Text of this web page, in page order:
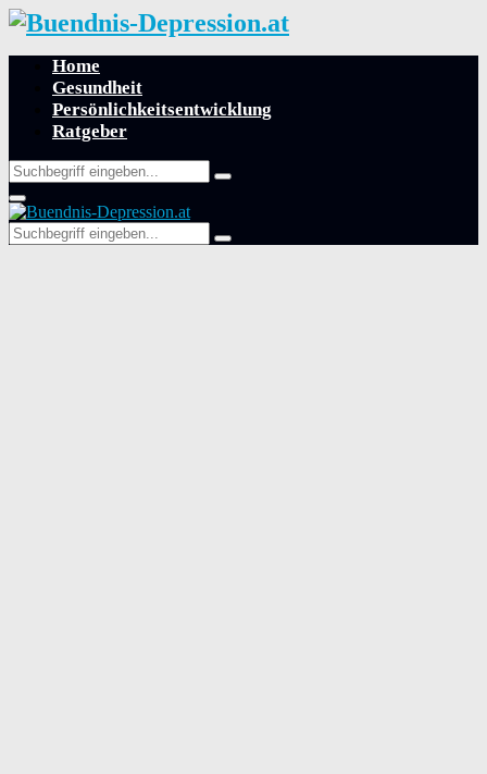
Home
Gesundheit
Persönlichkeitsentwicklung
Ratgeber
Search
for:
Search
Primary
Menu
Search
for:
Search